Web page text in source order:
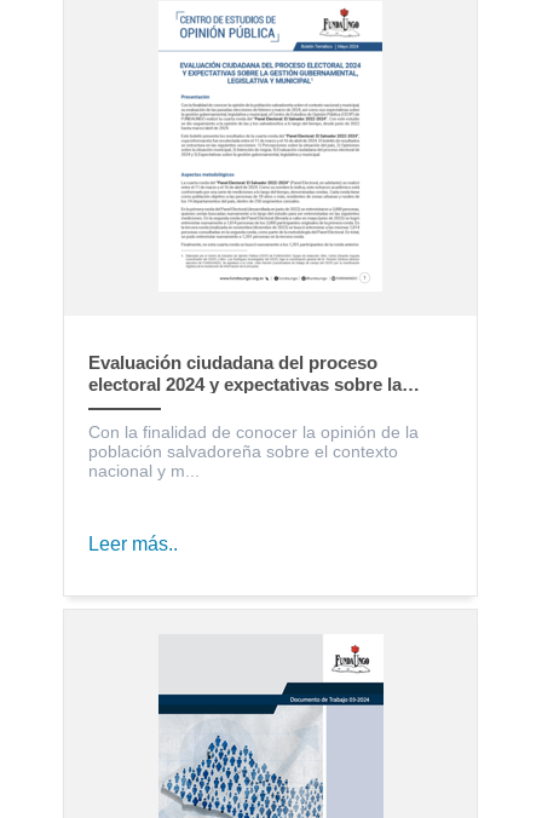
Evaluación ciudadana del proceso
electoral 2024 y expectativas sobre la
gestión gubernamental, legislativa y
municipal
Con la finalidad de conocer la opinión de la
población salvadoreña sobre el contexto
nacional y m...
Leer más..